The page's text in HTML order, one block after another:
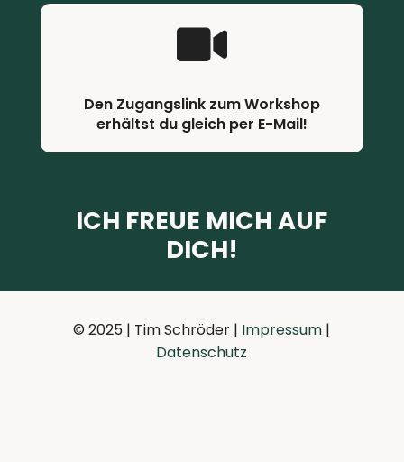

Den Zugangslink zum Workshop
erhältst du gleich per E-Mail!
ICH FREUE MICH AUF
DICH!
© 2025 | Tim Schröder | Impressum |
Datenschutz